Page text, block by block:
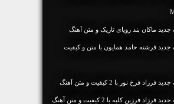
جديد ماکان بند رویای تاریک و متن آهنگ
جديد فرشته حامد همایون با متن و کیفیت
فرخ نور با 2 کیفیت و متن آهنگ
فرزین کلبه با 2 کیفیت و متن آهنگ